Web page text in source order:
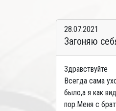
28.07.2021
Загоняю
Здравствуйте
Всегда сама
было,а я как
пор.Меня с